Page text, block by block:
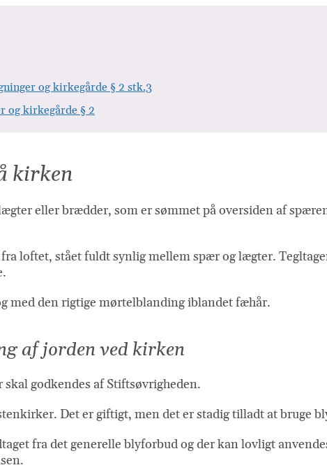
og kirkegårde § 2 stk.3
og kirkegårde § 2
kirken
eller brædder, som er sømmet på oversiden af
loftet, stået fuldt synlig mellem spær og lægter.
med den rigtige mørtelblanding iblandet fæhår.
af jorden ved kirken
godkendes af Stiftsøvrigheden.
Det er giftigt, men det er stadig tilladt at bruge
fra det generelle blyforbud og der kan lovligt